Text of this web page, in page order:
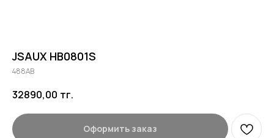
JSAUX HB0801S
488AB
32890,00 тг.
Оформить заказ